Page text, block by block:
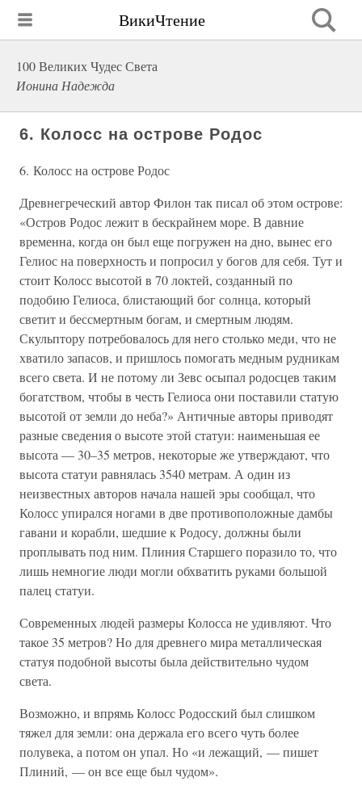
ВикиЧтение
100 Великих Чудес Света
Ионина Надежда
6. Колосс на острове Родос
6. Колосс на острове Родос
Древнегреческий автор Филон так писал об этом острове:
«Остров Родос лежит в бескрайнем море. В давние
временна, когда он был еще погружен на дно, вынес его
Гелиос на поверхность и попросил у богов для себя. Тут и
стоит Колосс высотой в 70 локтей, созданный по
подобию Гелиоса, блистающий бог солнца, который
светит и бессмертным богам, и смертным людям.
Скульптору потребовалось для него столько меди, что не
хватило запасов, и пришлось помогать медным рудникам
всего света. И не потому ли Зевс осыпал родосцев таким
богатством, чтобы в честь Гелиоса они поставили статую
высотой от земли до неба?» Античные авторы приводят
разные сведения о высоте этой статуи: наименьшая ее
высота — 30–35 метров, некоторые же утверждают, что
высота статуи равнялась 3540 метрам. А один из
неизвестных авторов начала нашей эры сообщал, что
Колосс упирался ногами в две противоположные дамбы
гавани и корабли, шедшие к Родосу, должны были
проплывать под ним. Плиния Старшего поразило то, что
лишь немногие люди могли обхватить руками большой
палец статуи.
Современных людей размеры Колосса не удивляют. Что
такое 35 метров? Но для древнего мира металлическая
статуя подобной высоты была действительно чудом
света.
Возможно, и впрямь Колосс Родосский был слишком
тяжел для земли: она держала его всего чуть более
полувека, а потом он упал. Но «и лежащий, — пишет
Плиний, — он все еще был чудом».